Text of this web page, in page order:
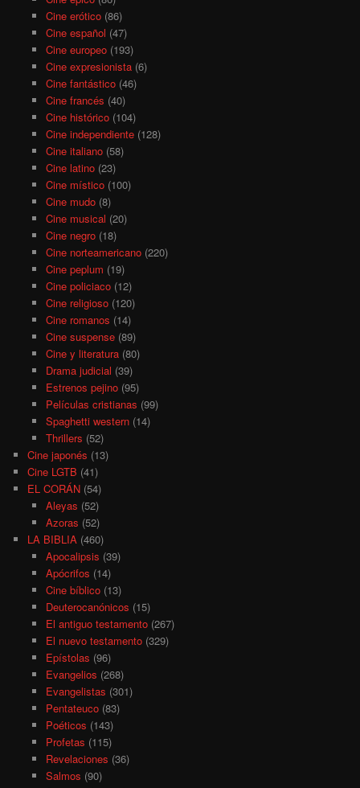
Cine erótico(86)
Cine español (47)
Cine europeo(193)
Cine expresionista(6)
Cine fantástico(46)
Cine francés (40)
Cine histórico(104)
Cine independiente(128)
Cine italiano(58)
Cine latino(23)
Cine místico(100)
Cine mudo(8)
Cine musical (20)
Cine negro(18)
Cine norteamericano(220)
Cine peplum (19)
Cine policiaco(12)
Cine religioso(120)
Cine romanos (14)
Cine suspense(89)
Cine y literatura(80)
Drama judicial (39)
Estrenos pejino(95)
Películas cristianas (99)
Spaghetti western(14)
Thrillers (52)
Cine japonés (13)
Cine LGTB (41)
EL CORÁN (54)
Aleyas (52)
Azoras (52)
LA BIBLIA (460)
Apocalipsis (39)
Apócrifos (14)
Cine bíblico(13)
Deuterocanónicos (15)
El antiguo testamento(267)
El nuevo testamento(329)
Epístolas (96)
Evangelios (268)
Evangelistas (301)
Pentateuco(83)
Poéticos (143)
Profetas (115)
Revelaciones (36)
Salmos (90)